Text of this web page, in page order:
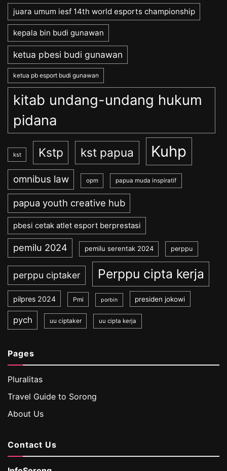
juara umum iesf 14th world esports championship
kepala bin budi gunawan
ketua pbesi budi gunawan
ketua pb esport budi gunawan
kitab undang-undang hukum
pidana
kst Kstp kst papua Kuhp
omnibus law opm papua muda inspiratif
papua youth creative hub
pbesi cetak atlet esport berprestasi
pemilu 2024 pemilu serentak 2024 perppu
perppu ciptaker Perppu cipta kerja
pilpres 2024 Pmi porbin presiden jokowi
pych uu ciptaker uu cipta kerja
Pages
Pluralitas
Travel Guide to Sorong
About Us
Contact Us